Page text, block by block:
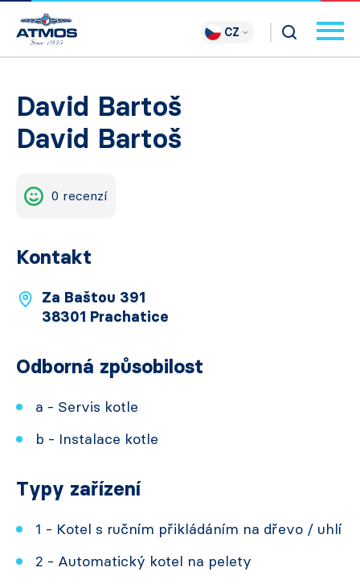
CZ
David Bartoš
David Bartoš
0 recenzí
Kontakt
Za Baštou 391
38301 Prachatice
Odborná způsobilost
a - Servis kotle
b - Instalace kotle
Typy zařízení
1 - Kotel s ručním přikládáním na dřevo / uhlí
2 - Automatický kotel na pelety